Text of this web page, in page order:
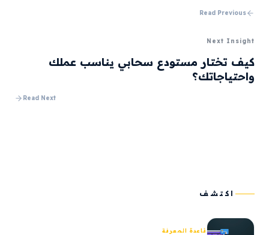
Read Previous
Next Insight
كيف تختار مستودع سحابي يناسب عملك
واحتياجاتك؟
Read Next
اكتشف
قاعدة المعرفة